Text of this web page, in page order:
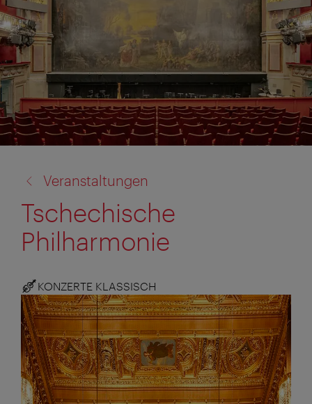
zu:
Veranstaltungen
Tschechische
Philharmonie
KONZERTE KLASSISCH